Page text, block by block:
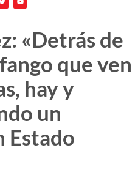
«Detrás de
que ven
hay y
un
Estado